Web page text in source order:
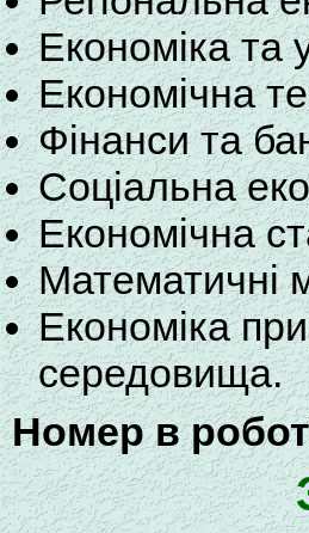
Економіка та
Економічна
Фінанси та
Соціальна
Економічна
Математичні
Економіка
середовища.
Номер в